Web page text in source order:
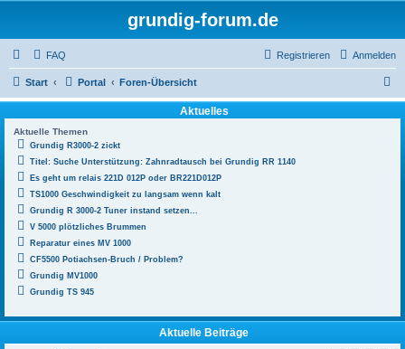
grundig-forum.de
FAQ Anmelden
Registrieren
Start Portal Foren-Übersicht
u
Aktuelles
Aktuelle Themen
Grundig R3000-2 zickt
Titel: Suche Unterstützung: Zahnradtausch bei Grundig RR 1140
Es geht um relais 221D 012P oder BR221D012P
TS1000 Geschwindigkeit zu langsam wenn kalt
Grundig R 3000-2 Tuner instand setzen...
V 5000 plötzliches Brummen
Reparatur eines MV 1000
CF5500 Potiachsen-Bruch / Problem?
Grundig MV1000
Grundig TS 945
Aktuelle Beiträge